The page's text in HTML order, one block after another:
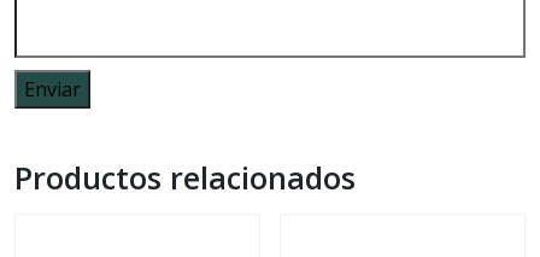
Productos relacionados